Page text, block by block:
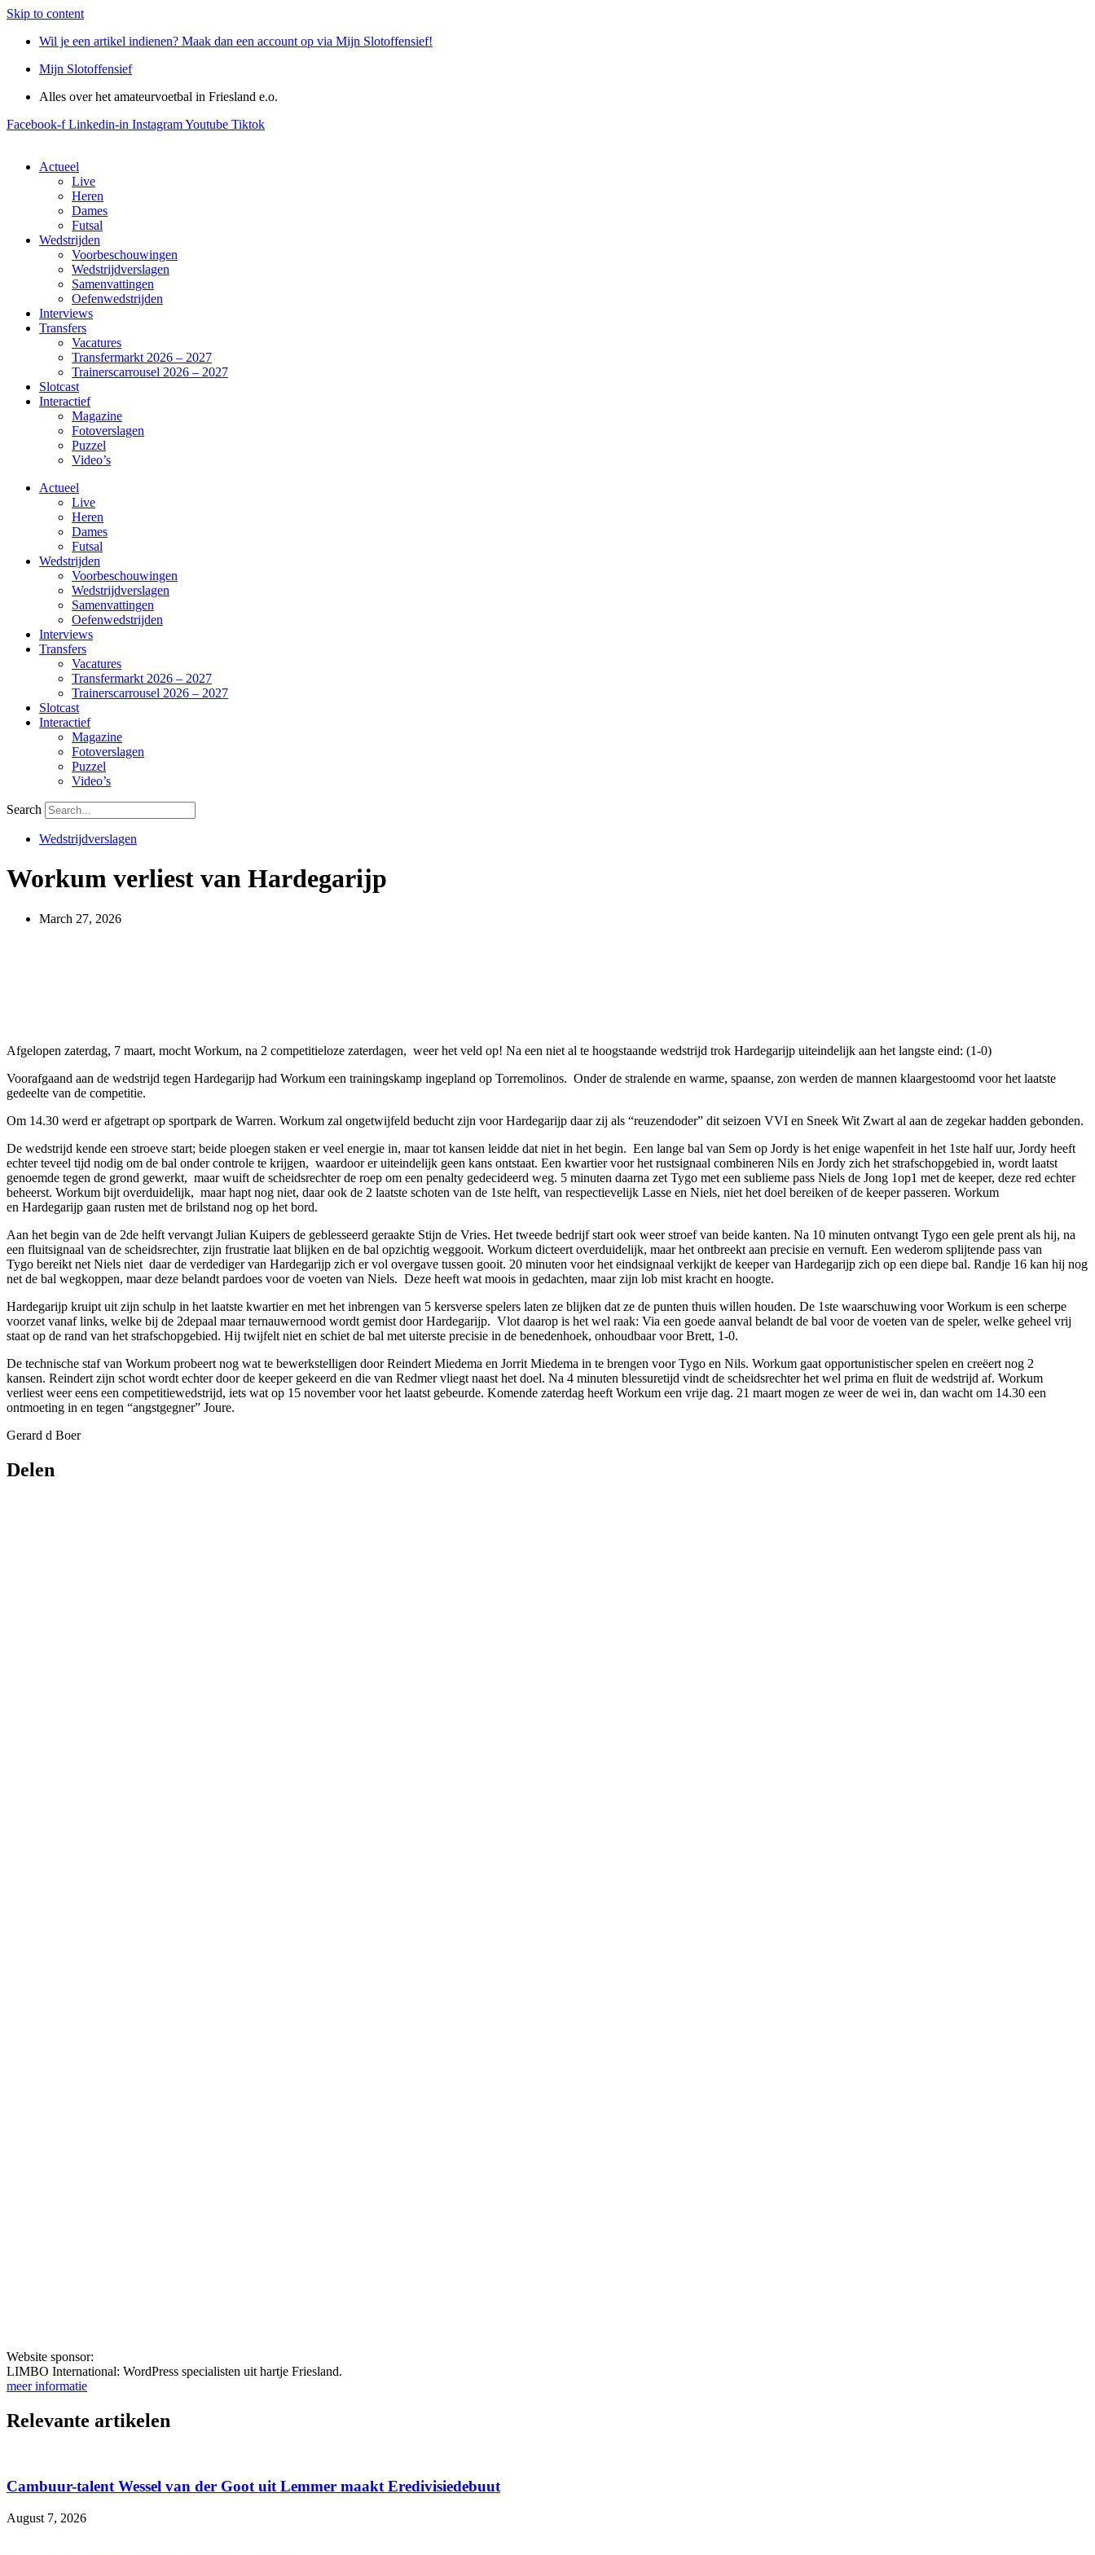
Skip to content
Wil je een artikel indienen? Maak dan een account op via Mijn Slotoffensief!
Mijn Slotoffensief
Alles over het amateurvoetbal in Friesland e.o.
Facebook-f Linkedin-in InstagramYoutube Tiktok
Actueel
Live
Heren
Dames
Futsal
Wedstrijden
Voorbeschouwingen
Wedstrijdverslagen
Samenvattingen
Oefenwedstrijden
Interviews
Transfers
Vacatures
Transfermarkt 2026 – 2027
Trainerscarrousel 2026 – 2027
Slotcast
Interactief
Magazine
Fotoverslagen
Puzzel
Video’s
Actueel
Live
Heren
Dames
Futsal
Wedstrijden
Voorbeschouwingen
Wedstrijdverslagen
Samenvattingen
Oefenwedstrijden
Interviews
Transfers
Vacatures
Transfermarkt 2026 – 2027
Trainerscarrousel 2026 – 2027
Slotcast
Interactief
Magazine
Fotoverslagen
Puzzel
Video’s
Search
Wedstrijdverslagen
Workum verliest van Hardegarijp
March 27, 2026
Afgelopen zaterdag, 7 maart, mocht Workum, na 2 competitieloze zaterdagen, weer het veld op! Na een niet al te hoogstaande wedstrijd trok Hardegarijp uiteindelijk aan het langste eind: (1-0)
Voorafgaand aan de wedstrijd tegen Hardegarijp had Workum een trainingskamp ingepland op Torremolinos. Onder de stralende en warme, spaanse, zon werden de mannen klaargestoomd voor het laatste
gedeelte van de competitie.
Om 14.30 werd er afgetrapt op sportpark de Warren. Workum zal ongetwijfeld beducht zijn voor Hardegarijp daar zij als “reuzendoder” dit seizoen VVI en Sneek Wit Zwart al aan de zegekar hadden gebonden.
De wedstrijd kende een stroeve start; beide ploegen staken er veel energie in, maar tot kansen leidde dat niet in het begin. Een lange bal van Sem op Jordy is het enige wapenfeit in het 1ste half uur, Jordy heeft
echter teveel tijd nodig om de bal onder controle te krijgen, waardoor er uiteindelijk geen kans ontstaat. Een kwartier voor het rustsignaal combineren Nils en Jordy zich het strafschopgebied in, wordt laatst
genoemde tegen de grond gewerkt, maar wuift de scheidsrechter de roep om een penalty gedecideerd weg. 5 minuten daarna zet Tygo met een sublieme pass Niels de Jong 1op1 met de keeper, deze red echter
beheerst. Workum bijt overduidelijk, maar hapt nog niet, daar ook de 2 laatste schoten van de 1ste helft, van respectievelijk Lasse en Niels, niet het doel bereiken of de keeper passeren. Workum
en Hardegarijp gaan rusten met de brilstand nog op het bord.
Aan het begin van de 2de helft vervangt Julian Kuipers de geblesseerd geraakte Stijn de Vries. Het tweede bedrijf start ook weer stroef van beide kanten. Na 10 minuten ontvangt Tygo een gele prent als hij, na
een fluitsignaal van de scheidsrechter, zijn frustratie laat blijken en de bal opzichtig weggooit. Workum dicteert overduidelijk, maar het ontbreekt aan precisie en vernuft. Een wederom splijtende pass van
Tygo bereikt net Niels niet daar de verdediger van Hardegarijp zich er vol overgave tussen gooit. 20 minuten voor het eindsignaal verkijkt de keeper van Hardegarijp zich op een diepe bal. Randje 16 kan hij nog
net de bal wegkoppen, maar deze belandt pardoes voor de voeten van Niels. Deze heeft wat moois in gedachten, maar zijn lob mist kracht en hoogte.
Hardegarijp kruipt uit zijn schulp in het laatste kwartier en met het inbrengen van 5 kersverse spelers laten ze blijken dat ze de punten thuis willen houden. De 1ste waarschuwing voor Workum is een scherpe
voorzet vanaf links, welke bij de 2depaal maar ternauwernood wordt gemist door Hardegarijp. Vlot daarop is het wel raak: Via een goede aanval belandt de bal voor de voeten van de speler, welke geheel vrij
staat op de rand van het strafschopgebied. Hij twijfelt niet en schiet de bal met uiterste precisie in de benedenhoek, onhoudbaar voor Brett, 1-0.
De technische staf van Workum probeert nog wat te bewerkstelligen door Reindert Miedema en Jorrit Miedema in te brengen voor Tygo en Nils. Workum gaat opportunistischer spelen en creëert nog 2
kansen. Reindert zijn schot wordt echter door de keeper gekeerd en die van Redmer vliegt naast het doel. Na 4 minuten blessuretijd vindt de scheidsrechter het wel prima en fluit de wedstrijd af. Workum
verliest weer eens een competitiewedstrijd, iets wat op 15 november voor het laatst gebeurde. Komende zaterdag heeft Workum een vrije dag. 21 maart mogen ze weer de wei in, dan wacht om 14.30 een
ontmoeting in en tegen “angstgegner” Joure.
Gerard d Boer
Delen
Website sponsor:
LIMBO International: WordPress specialisten uit hartje Friesland.
meer informatie
Relevante artikelen
Cambuur-talent Wessel van der Goot uit Lemmer maakt Eredivisiedebuut
August 7, 2026